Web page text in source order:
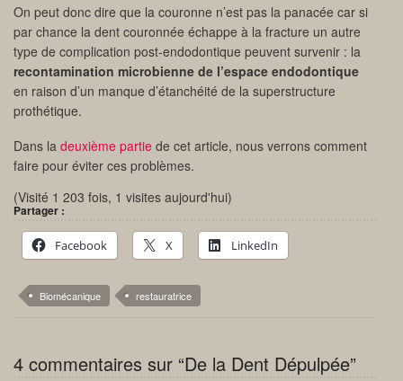
On peut donc dire que la couronne n’est pas la panacée car si
par chance la dent couronnée échappe à la fracture un autre
type de complication post-endodontique peuvent survenir : la
recontamination microbienne de l’espace endodontique
en raison d’un manque d’étanchéité de la superstructure
prothétique.
Dans la deuxième partie de cet article, nous verrons comment
faire pour éviter ces problèmes.
(Visité 1 203 fois, 1 visites aujourd'hui)
Partager :
Facebook X LinkedIn
Biomécanique restauratrice
4 commentaires sur “De la Dent Dépulpée”